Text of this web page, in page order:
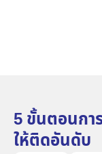
5 ขั้นตอนกา
ให้ติดอันดับ